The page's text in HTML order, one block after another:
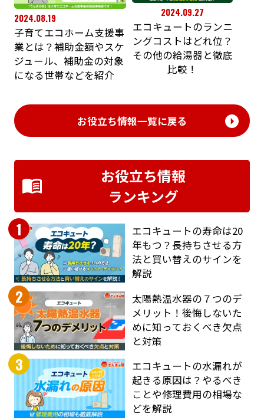
2024.08.19
子育てエコホーム支援事
業とは？補助金額やスケ
ジュール、補助金の対象
になる世帯などを紹介
2024.09.27
エコキュートのランニ
ングコストはどれ位？
その他の給湯器と徹底
比較！
お役立ち情報一覧に戻る
お役立ち情報
ランキング
1
エコキュートの寿命は20
年もつ？長持ちさせる方
法と買い替えのサインを
解説
2
太陽熱温水器の７つのデ
メリット！後悔しないた
めに知っておくべき欠点
と対策
3
エコキュートの水漏れが
起きる原因は？やるべき
ことや修理費用の相場な
どを解説